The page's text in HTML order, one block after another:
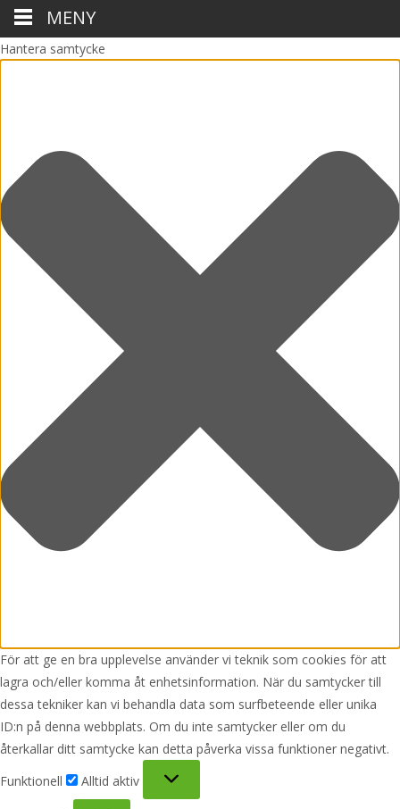
Hantera samtycke
För att ge en bra upplevelse använder vi teknik som cookies för att
lagra och/eller komma åt enhetsinformation. När du samtycker till
dessa tekniker kan vi behandla data som surfbeteende eller unika
ID:n på denna webbplats. Om du inte samtycker eller om du
återkallar ditt samtycke kan detta påverka vissa funktioner negativt.
Funktionell
Alltid aktiv
MENY